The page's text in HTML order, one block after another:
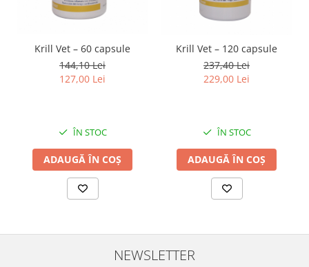
Krill Vet – 60 capsule
144,10 Lei
127,00 Lei
ÎN STOC
ADAUGĂ ÎN COȘ
Krill Vet – 120 capsule
237,40 Lei
229,00 Lei
ÎN STOC
ADAUGĂ ÎN COȘ
NEWSLETTER